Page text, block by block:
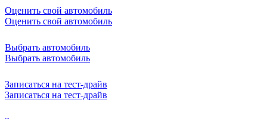
Оценить свой автомобиль
Оценить свой автомобиль
Выбрать автомобиль
Выбрать автомобиль
Записаться на тест-драйв
Записаться на тест-драйв